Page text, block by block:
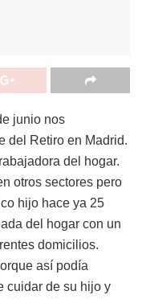
junio nos
del Retiro en Madrid.
del hogar.
otros sectores pero
hijo hace ya 25
del hogar con un
domicilios.
así podía
cuidar de su hijo y